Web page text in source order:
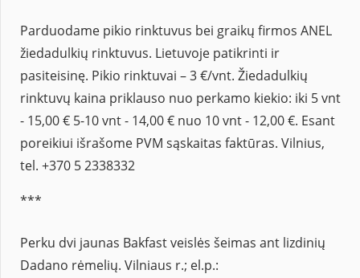
Parduodame pikio rinktuvus bei graikų firmos ANEL
žiedadulkių rinktuvus. Lietuvoje patikrinti ir
pasiteisinę. Pikio rinktuvai – 3 €/vnt. Žiedadulkių
rinktuvų kaina priklauso nuo perkamo kiekio: iki 5 vnt
- 15,00 € 5-10 vnt - 14,00 € nuo 10 vnt - 12,00 €. Esant
poreikiui išrašome PVM sąskaitas faktūras. Vilnius,
tel. +370 5 2338332
***
Perku dvi jaunas Bakfast veislės šeimas ant lizdinių
Dadano rėmelių. Vilniaus r.; el.p.: